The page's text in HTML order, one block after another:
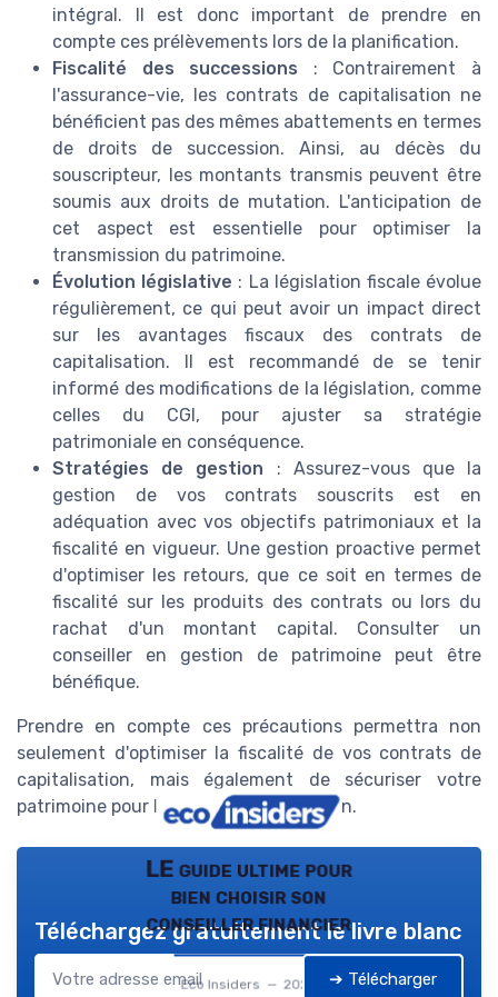
intégral. Il est donc important de prendre en
compte ces prélèvements lors de la planification.
Fiscalité des successions : Contrairement à
l'assurance-vie, les contrats de capitalisation ne
bénéficient pas des mêmes abattements en termes
de droits de succession. Ainsi, au décès du
souscripteur, les montants transmis peuvent être
soumis aux droits de mutation. L'anticipation de
cet aspect est essentielle pour optimiser la
transmission du patrimoine.
Évolution législative : La législation fiscale évolue
régulièrement, ce qui peut avoir un impact direct
sur les avantages fiscaux des contrats de
capitalisation. Il est recommandé de se tenir
informé des modifications de la législation, comme
celles du CGI, pour ajuster sa stratégie
patrimoniale en conséquence.
Stratégies de gestion : Assurez-vous que la
gestion de vos contrats souscrits est en
adéquation avec vos objectifs patrimoniaux et la
fiscalité en vigueur. Une gestion proactive permet
d'optimiser les retours, que ce soit en termes de
fiscalité sur les produits des contrats ou lors du
rachat d'un montant capital. Consulter un
conseiller en gestion de patrimoine peut être
bénéfique.
Prendre en compte ces précautions permettra non
seulement d'optimiser la fiscalité de vos contrats de
capitalisation, mais également de sécuriser votre
patrimoine pour l'avenir et la succession.
LE guide ultime pour
bien choisir son
conseiller financier
Eco Insiders — 2026
Téléchargez gratuitement le livre blanc
➔ Télécharger